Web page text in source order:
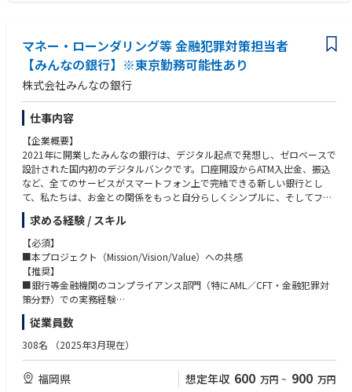
マネー・ローンダリング等 金融犯罪対策担当者
【みんなの銀行】※東京勤務可能性あり
株式会社みんなの銀行
仕事内容
【企業概要】
2021年に開業したみんなの銀行は、デジタル起点で発想し、ゼロベースで
設計された国内初のデジタルバンクです。口座開設からATM入出金、振込
など、全てのサービスがスマートフォン上で完結できる新しい銀行とし
て、私たちは、お金との関係をもっと自分らしくシンプルに、そしてフレ
ンドリーにするために、新しい銀行のカタチを「みんな」で創りたいと考
えています。
みんなの銀行が目指しているのは、銀行の「Re-Design（再デザイン）」
と「Re-Define（再定義）」。
商品・サービス、システム、業務プロセス等すべてをゼロベースから設
計・構築することで、全く新しい価値を提供できる次世代の銀行づくりを
銀行というと堅い職場を想像されるかもしれませんが、みんなの銀行は既
存の銀行から飛び出したベンチャー、スタートアップ的な組織です。
7割近くがキャリア採用メンバーで構成されており、デジタル領域のスペ
シャリストも数多く在籍しています。
その一方で、バックグラウンドにFFG・福岡銀⾏がいることで、ベンチャ
求める経験 / スキル
【必須】
■本プロジェクト（Mission/Vision/Value）への共感
【推奨】
■銀行等金融機関のコンプライアンス部門（特にAML／CFT・金融犯罪対
策分野）での実務経験
■銀行業務の業務および関連法令に関する知識
【歓迎スキル／要件】
■事業会社における経営企画・管理部門での実務経験
■スタートアップ等での事業立ち上げ・運営への参画経験
従業員数
308名 （2025年3月現在）
福岡県 想定年収 600 万円 ~ 900 万円